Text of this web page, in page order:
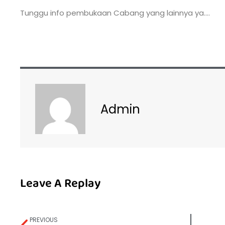
Tunggu info pembukaan Cabang yang lainnya ya….
Admin
Leave A Replay
PREVIOUS